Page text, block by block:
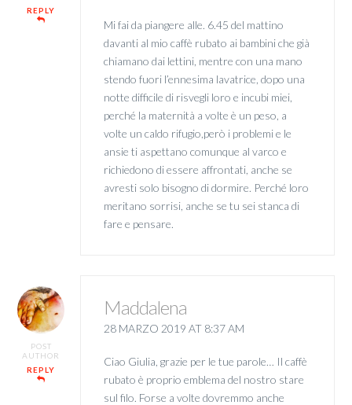
REPLY
Mi fai da piangere alle. 6.45 del mattino
davanti al mio caffè rubato ai bambini che già
chiamano dai lettini, mentre con una mano
stendo fuori l’ennesima lavatrice, dopo una
notte difficile di risvegli loro e incubi miei,
perché la maternità a volte è un peso, a
volte un caldo rifugio,però i problemi e le
ansie ti aspettano comunque al varco e
richiedono di essere affrontati, anche se
avresti solo bisogno di dormire. Perché loro
meritano sorrisi, anche se tu sei stanca di
fare e pensare.
POST
AUTHOR
REPLY
Maddalena
28 MARZO 2019 AT 8:37 AM
Ciao Giulia, grazie per le tue parole… Il caffè
rubato è proprio emblema del nostro stare
sul filo. Forse a volte dovremmo anche